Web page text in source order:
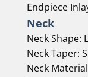
Endpiece
Neck
Neck Shape:
Neck Taper:
Neck